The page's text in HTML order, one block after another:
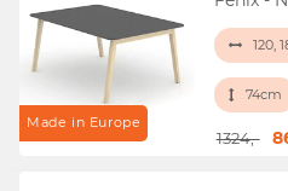
Made in Europe
120,
74cm
1324,-